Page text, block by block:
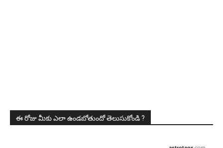
ఈ రోజు మీకు ఎలా ఉండబోతుందో తెలుసుకోండి ?